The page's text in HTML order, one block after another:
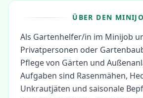
ÜBER DEN
Als Gartenhelfer/in im Minijob
Privatpersonen oder
Pflege von Gärten und
Aufgaben sind Rasenmähen,
Unkrautjäten und saisonale